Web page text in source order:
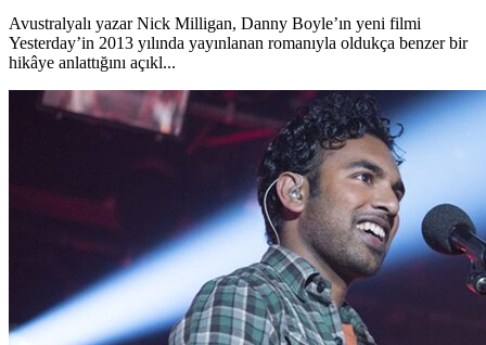
Avustralyalı yazar Nick Milligan, Danny Boyle’ın yeni filmi
Yesterday’in 2013 yılında yayınlanan romanıyla oldukça benzer bir
hikâye anlattığını açıkl...